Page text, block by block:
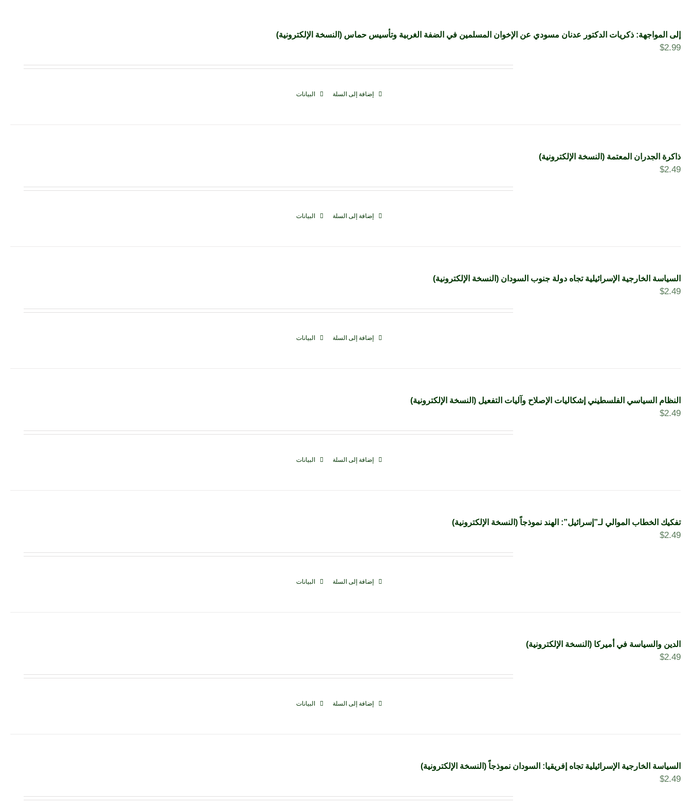
إلى المواجهة: ذكريات الدكتور عدنان مسودي عن الإخوان المسلمين في الضفة الغربية وتأسيس حماس (النسخة الإلكترونية)
$2.99
إضافة إلى السلة البيانات
ذاكرة الجدران المعتمة (النسخة الإلكترونية)
$2.49
إضافة إلى السلة البيانات
السياسة الخارجية الإسرائيلية تجاه دولة جنوب السودان (النسخة الإلكترونية)
$2.49
إضافة إلى السلة البيانات
النظام السياسي الفلسطيني إشكاليات الإصلاح وآليات التفعيل (النسخة الإلكترونية)
$2.49
إضافة إلى السلة البيانات
تفكيك الخطاب الموالي لـ”إسرائيل”: الهند نموذجاً (النسخة الإلكترونية)
$2.49
إضافة إلى السلة البيانات
الدين والسياسة في أميركا (النسخة الإلكترونية)
$2.49
إضافة إلى السلة البيانات
السياسة الخارجية الإسرائيلية تجاه إفريقيا: السودان نموذجاً (النسخة الإلكترونية)
$2.49